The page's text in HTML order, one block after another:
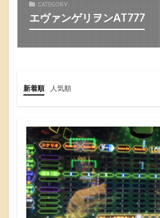
CATEGORY
エヴァンゲリヲンAT777
新着順 人気順